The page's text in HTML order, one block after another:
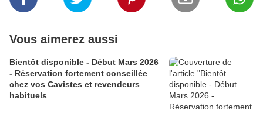
Vous aimerez aussi
Bientôt disponible - Début Mars 2026
- Réservation fortement conseillée
chez vos Cavistes et revendeurs
habituels